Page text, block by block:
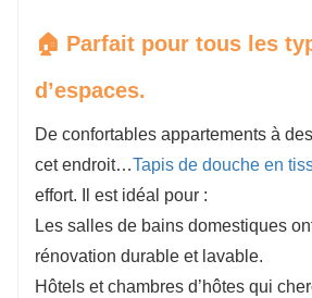
🏠 Parfait pour tous les
d’espaces.
De confortables appartements à
cet endroit…Tapis de douche en
effort. Il est idéal pour :
Les salles de bains domestiques
rénovation durable et lavable.
Hôtels et chambres d’hôtes qui